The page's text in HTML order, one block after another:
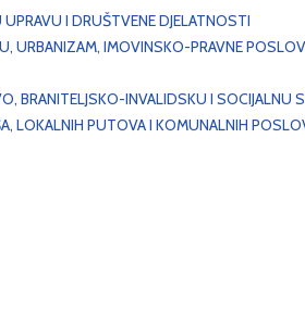
I DRUŠTVENE DJELATNOSTI
URBANIZAM, IMOVINSKO-PRAVNE
BRANITELJSKO-INVALIDSKU I SOCIJALNU
LOKALNIH PUTOVA I KOMUNALNIH